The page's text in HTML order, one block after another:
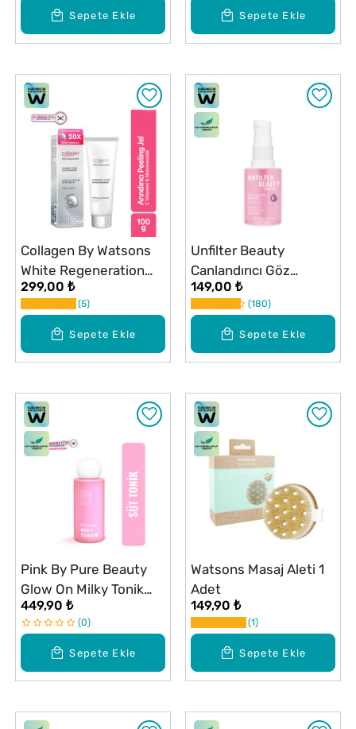
Sepete Ekle Sepete Ekle
Sepete Ekle
Collagen By Watsons
White Regeneration
Arındırıcı Peeling Jel
100 g
299,00 ₺
5
Sepete Ekle
Unfilter Beauty
Canlandırıcı Göz
Serumu 30 ml
149,00 ₺
180
Sepete Ekle
Pink By Pure Beauty
Glow On Milky Tonik
100 ml
449,90 ₺
0
Sepete Ekle
Watsons Masaj Aleti 1
Adet
149,90 ₺
1